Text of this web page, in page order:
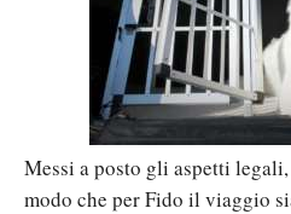
Messi a posto gli aspetti
modo che per Fido il viaggio